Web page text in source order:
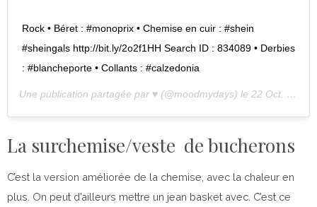
Rock • Béret : #monoprix • Chemise en cuir : #shein
#sheingals http://bit.ly/2o2f1HH Search ID : 834089 • Derbies
: #blancheporte • Collants : #calzedonia
Une publication partagée par ♥ (@moodmydays) le 22 Oct. 2019 à 12 :34 PDT
La surchemise/veste de bucherons
C’est la version améliorée de la chemise, avec la chaleur en
plus. On peut d’ailleurs mettre un jean basket avec. C’est ce